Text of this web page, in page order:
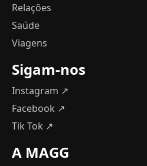
Relações
Saúde
Viagens
Sigam-nos
Instagram ↗
Facebook ↗
Tik Tok ↗
A MAGG